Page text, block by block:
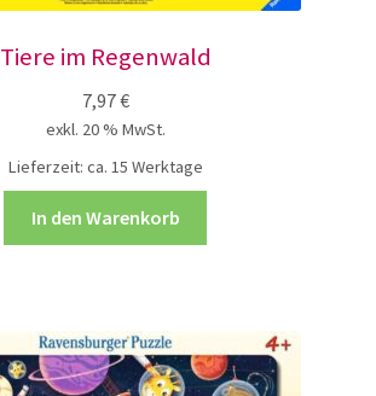
Tiere im Regenwald
7,97€
exkl. 20 % MwSt.
Lieferzeit: ca. 15 Werktage
In den Warenkorb